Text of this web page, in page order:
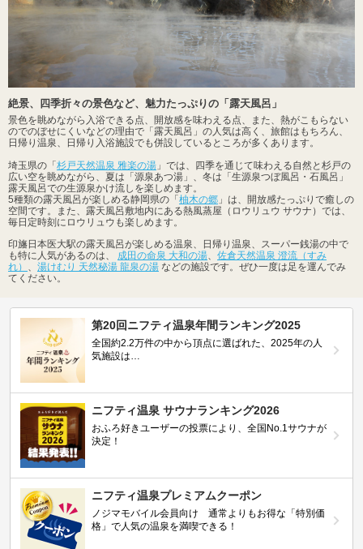
絶景、四季折々の景色など、魅力たっぷりの「露天風呂」
景色を眺めながら入浴できる点、開放感を味わえる点、また、熱がこもらない
のでのぼせにくいなどの理由で「露天風呂」の人気は高く、旅館はもちろん、
日帰り温泉、日帰り入浴施設でも併設しているところが多くあります。
埼玉県の「杉戸天然温泉 雅楽の湯 」では、四季を通じて味わえる自然と杉戸の
広い空を眺めながら、夏は「源泉あつ湯」、冬は「生源泉つぼ風呂・石風呂」
露天風呂での生源泉かけ流しを楽しめます。
5種類の露天風呂が楽しめる静岡県の「柚木の郷 」は、開放感たっぷりで癒しの
空間です。また、露天風呂敷地内にある熱風蒸屋（ロウリュウ サウナ）では、
毎日定時刻にロウリュウも楽しめます。
印旛日本医大駅の露天風呂が楽しめる温泉、日帰り温泉、スーパー銭湯の中で
も特に人気があるのは、 成田の命泉 大和の湯、 佐倉天然温泉 澄流（すみ
れ） 、 湯けむり 天然秘湯 龍泉の湯 などの施設です。ぜひ一度は足を運んでみ
てください。
第20回ニフティ温泉年間ランキング2025
全国約2.2万件の中から頂点に選ばれた、2025年の人
気施設は…
ニフティ温泉 サウナランキング2026
おふろ好きユーザーの投票により、全国No.1サウナが
決定！
ニフティ温泉プレミアムクーポン
ノジマモバイル会員向け 通常よりもお得な「特別価
格」で人気の温泉を満喫できる！